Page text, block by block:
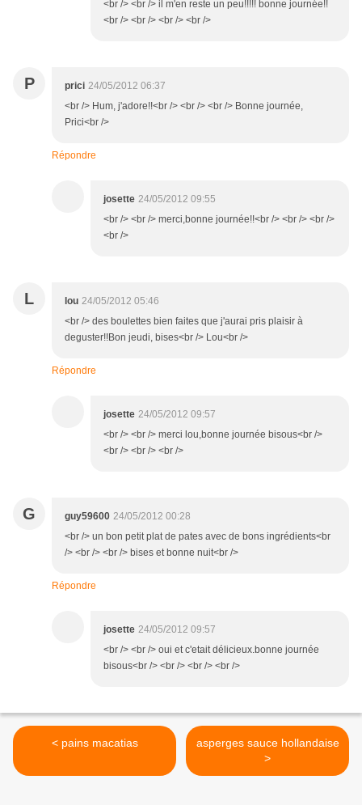
<br /> <br /> il m'en reste un peu!!!!! bonne journée!!
<br /> <br /> <br /> <br />
P prici 24/05/2012 06:37
<br /> Hum, j'adore!!<br /> <br /> <br /> Bonne journée,
Prici<br />
Répondre
josette 24/05/2012 09:55
<br /> <br /> merci,bonne journée!!<br /> <br /> <br />
<br />
L lou 24/05/2012 05:46
<br /> des boulettes bien faites que j'aurai pris plaisir à
deguster!!Bon jeudi, bises<br /> Lou<br />
Répondre
josette 24/05/2012 09:57
<br /> <br /> merci lou,bonne journée bisous<br />
<br /> <br /> <br />
G guy59600 24/05/2012 00:28
<br /> un bon petit plat de pates avec de bons ingrédients<br
/> <br /> <br /> bises et bonne nuit<br />
Répondre
josette 24/05/2012 09:57
<br /> <br /> oui et c'etait délicieux.bonne journée
bisous<br /> <br /> <br /> <br />
< pains macatias
asperges sauce hollandaise
>